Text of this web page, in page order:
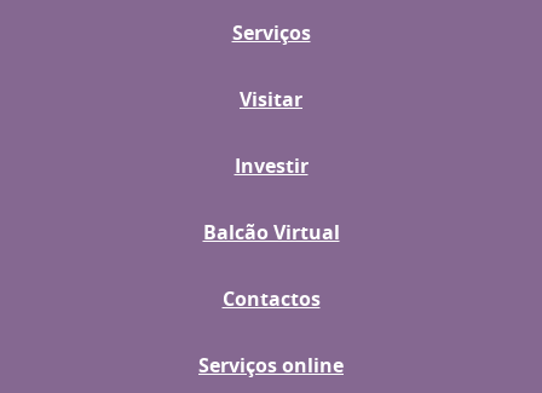
Serviços
Visitar
Investir
Balcão Virtual
Contactos
Serviços online